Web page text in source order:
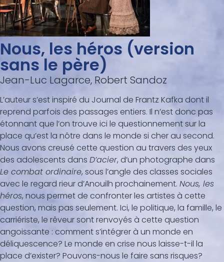
Nous, les héros (version
sans le père)
Jean-Luc Lagarce, Robert Sandoz
L’auteur s’est inspiré du Journal de Frantz Kafka dont il
reprend parfois des passages entiers. Il n’est donc pas
étonnant que l’on trouve ici le questionnement sur la
place qu’est la nôtre dans le monde si cher au second.
Nous avons creusé cette question au travers des yeux
des adolescents dans D’acier, d’un photographe dans
Le combat ordinaire, sous l’angle des classes sociales
avec le regard rieur d’Anouilh prochainement. Nous, les
héros, nous permet de confronter les artistes à cette
question, mais pas seulement. Ici, le politique, la famille, le
carriériste, le rêveur sont renvoyés à cette question
angoissante : comment s’intégrer à un monde en
déliquescence? Le monde en crise nous laisse-t-il la
place d’exister? Pouvons-nous le faire sans risques?